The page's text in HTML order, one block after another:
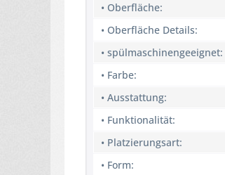
• Oberfläche:
• Oberfläche Details:
• spülmaschinengeeignet:
• Farbe:
• Ausstattung:
• Funktionalität:
• Platzierungsart:
• Form: